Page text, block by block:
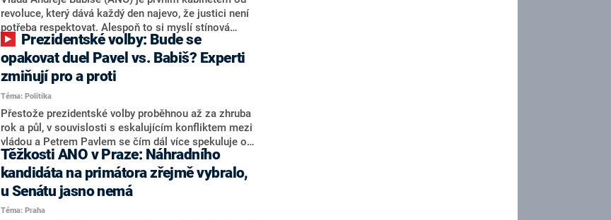
značně pochybuje. Podle něj současná koalice dosud
nemá osobu, která by Pavlovi mohla konkurovat.
revoluce, který dává každý den najevo, že justici není
potřeba respektovat. Alespoň to si myslí stínová
ministryně spravedlnosti ODS Eva Decroix. V
rozhovoru pro CNN Prima NEWS si nebrala servítky
ohledně politického výkonu svého nástupce Jeronýma
Tejce (za ANO) či vládní zmocněnkyně pro lidská
práva Taťány Malé (ANO). Označením „svoloč“ na
adresu vlády prý byla ještě hodná. Decroix se také
vrátila k volební porážce koalice Spolu či promluvila o
hnutí Naše Česko Martina Kuby.
opakovat duel Pavel vs. Babiš? Experti
zmiňují pro a proti
Téma: Politika
Přestože prezidentské volby proběhnou až za zhruba
rok a půl, v souvislosti s eskalujícím konfliktem mezi
vládou a Petrem Pavlem se čím dál více spekuluje o
tom, koho by do bitvy o Hrad mohla vyslat současná
koalice. Někteří političtí komentátoři znovu vytahují
jméno premiéra Andreje Babiše (ANO). Jak moc je
pravděpodobné, že se v prezidentských volbách 2028
bude znovu opakovat souboj z roku 2023?
Těžkosti ANO v Praze: Náhradního
kandidáta na primátora zřejmě vybralo,
u Senátu jasno nemá
Téma: Praha